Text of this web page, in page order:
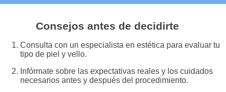
Consejos antes de decidirte
Consulta con un especialista en estética para evaluar tu
tipo de piel y vello.
Infórmate sobre las expectativas reales y los cuidados
necesarios antes y después del procedimiento.